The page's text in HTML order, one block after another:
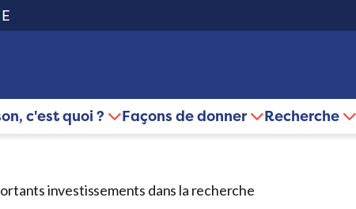
c'est quoi ? Façons de donner Recherche
investissements dans la recherche